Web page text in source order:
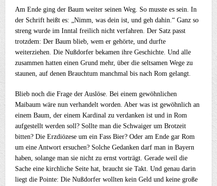
Am Ende ging der Baum weiter seinen Weg. So musste es sein. In
der Schrift heißt es: „Nimm, was dein ist, und geh dahin.“ Ganz so
streng wurde im Inntal freilich nicht verfahren. Der Satz passt
trotzdem: Der Baum blieb, wem er gehörte, und durfte
weiterziehen. Die Nußdorfer bekamen ihre Geschichte. Und alle
zusammen hatten einen Grund mehr, über die seltsamen Wege zu
staunen, auf denen Brauchtum manchmal bis nach Rom gelangt.
Blieb noch die Frage der Auslöse. Bei einem gewöhnlichen
Maibaum wäre nun verhandelt worden. Aber was ist gewöhnlich an
einem Baum, der einem Kardinal zu verdanken ist und in Rom
aufgestellt werden soll? Sollte man die Schwaiger um Brotzeit
bitten? Die Erzdiözese um ein Fass Bier? Oder am Ende gar Rom
um eine Antwort ersuchen? Solche Gedanken darf man in Bayern
haben, solange man sie nicht zu ernst vorträgt. Gerade weil die
Sache eine kirchliche Seite hat, braucht sie Takt. Und genau darin
liegt die Pointe: Die Nußdorfer wollten kein Geld und keine große